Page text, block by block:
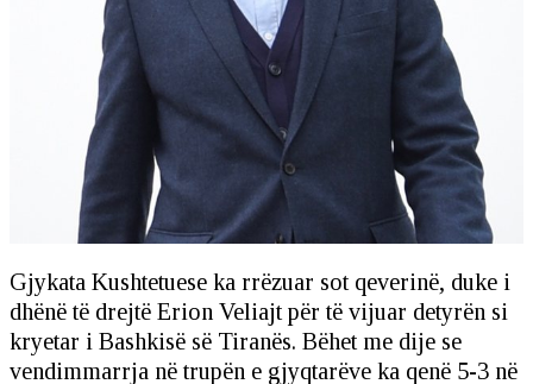
Gjykata Kushtetuese ka rrëzuar sot qeverinë, duke i
dhënë të drejtë Erion Veliajt për të vijuar detyrën si
kryetar i Bashkisë së Tiranës. Bëhet me dije se
vendimmarrja në trupën e gjyqtarëve ka qenë 5-3 në